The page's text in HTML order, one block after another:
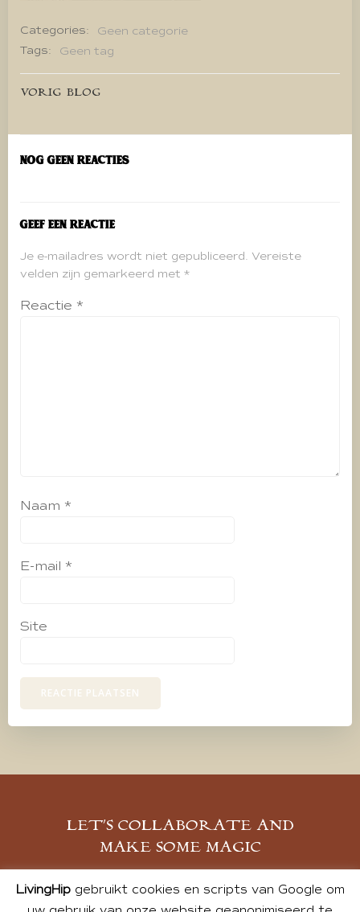
Categories:
Geen categorie
Tags:
Geen tag
Bericht
navigatie
VORIG BLOG
Nog geen reacties
Geef een reactie
Je e-mailadres wordt niet gepubliceerd. Vereiste
velden zijn gemarkeerd met *
Reactie *
Naam *
E-mail *
Site
LET’S COLLABORATE AND
MAKE SOME MAGIC
MELD JE AAN
LivingHipgebruikt cookies en scripts van Google om